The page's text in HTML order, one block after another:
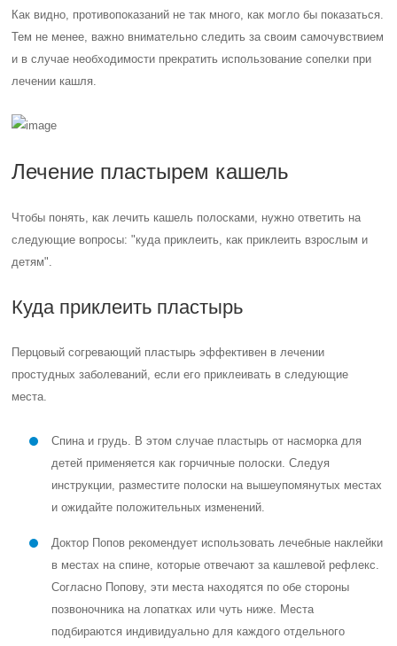
Как видно, противопоказаний не так много, как могло бы показаться.
Тем не менее, важно внимательно следить за своим самочувствием
и в случае необходимости прекратить использование сопелки при
лечении кашля.
Лечение пластырем кашель
Чтобы понять, как лечить кашель полосками, нужно ответить на
следующие вопросы: "куда приклеить, как приклеить взрослым и
детям".
Куда приклеить пластырь
Перцовый согревающий пластырь эффективен в лечении
простудных заболеваний, если его приклеивать в следующие
места.
Спина и грудь. В этом случае пластырь от насморка для
детей применяется как горчичные полоски. Следуя
инструкции, разместите полоски на вышеупомянутых местах
и ожидайте положительных изменений.
Доктор Попов рекомендует использовать лечебные наклейки
в местах на спине, которые отвечают за кашлевой рефлекс.
Согласно Попову, эти места находятся по обе стороны
позвоночника на лопатках или чуть ниже. Места
подбираются индивидуально для каждого отдельного